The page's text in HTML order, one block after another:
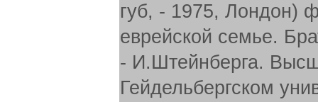
губ, - 1975, Лондон)
еврейской семье.
- И.Штейнберга.
Гейдельбергском